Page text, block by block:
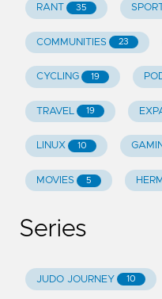
RANT 35
COMMUNITIES 23
CYCLING 19
TRAVEL 19
LINUX 10
MOVIES 5
Series
JUDO JOURNEY 10